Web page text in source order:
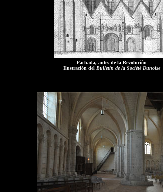
Fachada, antes de la Revolución
Ilustración del Bulletin de la Société Dunoise